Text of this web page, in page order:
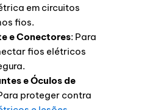
em circuitos
fios.
e Conectores: Para
fios elétricos
e Óculos de
proteger contra